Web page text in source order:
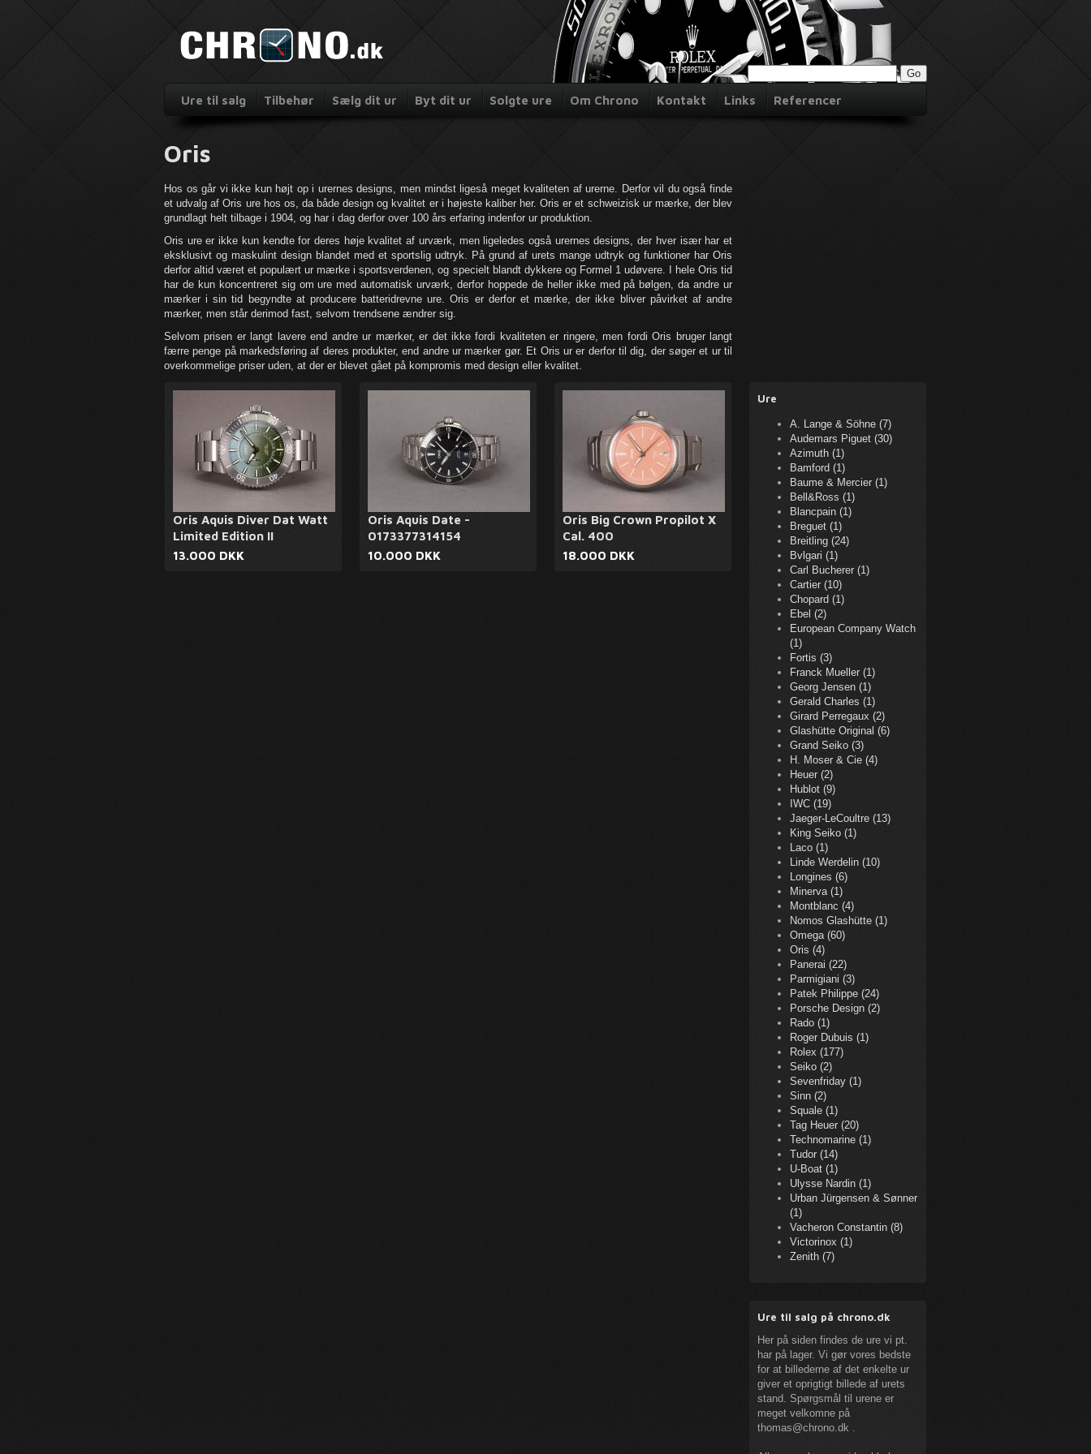
Ure til salg Tilbehør Sælg dit ur Byt dit ur Solgte ure Om Chrono Kontakt Links Referencer
Oris
Hos os går vi ikke kun højt op i urernes designs, men mindst ligeså meget kvaliteten af urerne. Derfor vil du også finde
et udvalg af Oris ure hos os, da både design og kvalitet er i højeste kaliber her. Oris er et schweizisk ur mærke, der blev
grundlagt helt tilbage i 1904, og har i dag derfor over 100 års erfaring indenfor ur produktion.
Oris ure er ikke kun kendte for deres høje kvalitet af urværk, men ligeledes også urernes designs, der hver især har et
eksklusivt og maskulint design blandet med et sportslig udtryk. På grund af urets mange udtryk og funktioner har Oris
derfor altid været et populært ur mærke i sportsverdenen, og specielt blandt dykkere og Formel 1 udøvere. I hele Oris tid
har de kun koncentreret sig om ure med automatisk urværk, derfor hoppede de heller ikke med på bølgen, da andre ur
mærker i sin tid begyndte at producere batteridrevne ure. Oris er derfor et mærke, der ikke bliver påvirket af andre
mærker, men står derimod fast, selvom trendsene ændrer sig.
Selvom prisen er langt lavere end andre ur mærker, er det ikke fordi kvaliteten er ringere, men fordi Oris bruger langt
færre penge på markedsføring af deres produkter, end andre ur mærker gør. Et Oris ur er derfor til dig, der søger et ur til
overkommelige priser uden, at der er blevet gået på kompromis med design eller kvalitet.
Oris Aquis Diver Dat Watt
Limited Edition II
13.000 DKK
Oris Aquis Date -
0173377314154
10.000 DKK
Oris Big Crown Propilot X
Cal. 400
18.000 DKK
Ure
A. Lange & Söhne (7)
Audemars Piguet (30)
Azimuth (1)
Bamford (1)
Baume & Mercier (1)
Bell&Ross (1)
Blancpain (1)
Breguet (1)
Breitling (24)
Bvlgari (1)
Carl Bucherer (1)
Cartier (10)
Chopard (1)
Ebel (2)
European Company Watch
(1)
Fortis (3)
Franck Mueller (1)
Georg Jensen (1)
Gerald Charles (1)
Girard Perregaux (2)
Glashütte Original (6)
Grand Seiko (3)
H. Moser & Cie (4)
Heuer (2)
Hublot (9)
IWC (19)
Jaeger-LeCoultre (13)
King Seiko (1)
Laco (1)
Linde Werdelin (10)
Longines (6)
Minerva (1)
Montblanc (4)
Nomos Glashütte (1)
Omega (60)
Oris (4)
Panerai (22)
Parmigiani (3)
Patek Philippe (24)
Porsche Design (2)
Rado (1)
Roger Dubuis (1)
Rolex (177)
Seiko (2)
Sevenfriday (1)
Sinn (2)
Squale (1)
Tag Heuer (20)
Technomarine (1)
Tudor (14)
U-Boat (1)
Ulysse Nardin (1)
Urban Jürgensen & Sønner
(1)
Vacheron Constantin (8)
Victorinox (1)
Zenith (7)
Ure til salg på chrono.dk
Her på siden findes de ure vi pt.
har på lager. Vi gør vores bedste
for at billederne af det enkelte ur
giver et oprigtigt billede af urets
stand. Spørgsmål til urene er
meget velkomne på
thomas@chrono.dk .